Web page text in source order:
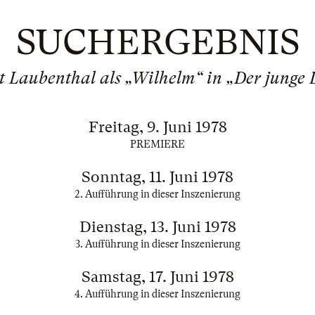
SUCHERGEBNIS
Laubenthal als „Wilhelm“ in „Der junge
Freitag, 9. Juni 1978
PREMIERE
Sonntag, 11. Juni 1978
2. Aufführung in dieser Inszenierung
Dienstag, 13. Juni 1978
3. Aufführung in dieser Inszenierung
Samstag, 17. Juni 1978
4. Aufführung in dieser Inszenierung